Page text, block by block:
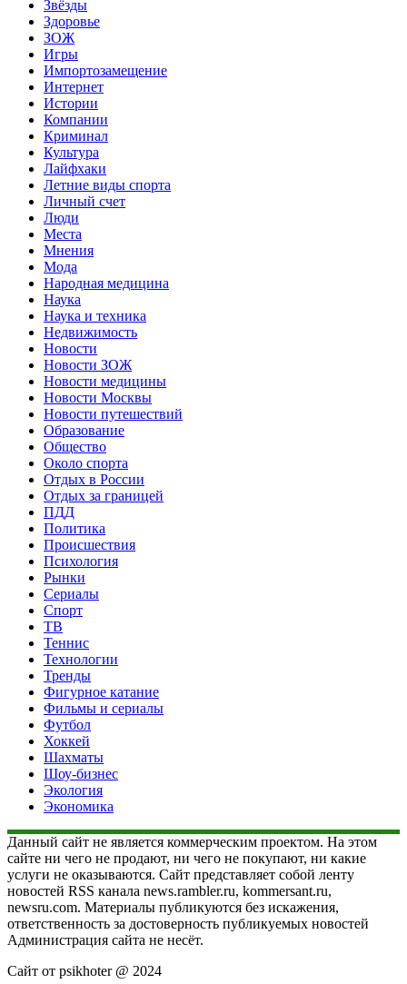
Звёзды
Здоровье
ЗОЖ
Игры
Импортозамещение
Интернет
Истории
Компании
Криминал
Культура
Лайфхаки
Летние виды спорта
Личный счет
Люди
Места
Мнения
Мода
Народная медицина
Наука
Наука и техника
Недвижимость
Новости
Новости ЗОЖ
Новости медицины
Новости Москвы
Новости путешествий
Образование
Общество
Около спорта
Отдых в России
Отдых за границей
ПДД
Политика
Происшествия
Психология
Рынки
Сериалы
Спорт
ТВ
Теннис
Технологии
Тренды
Фигурное катание
Фильмы и сериалы
Футбол
Хоккей
Шахматы
Шоу-бизнес
Экология
Экономика
Данный сайт не является коммерческим проектом. На этом
сайте ни чего не продают, ни чего не покупают, ни какие
услуги не оказываются. Сайт представляет собой ленту
новостей RSS канала news.rambler.ru, kommersant.ru,
newsru.com. Материалы публикуются без искажения,
ответственность за достоверность публикуемых новостей
Администрация сайта не несёт.
Сайт от psikhoter @ 2024